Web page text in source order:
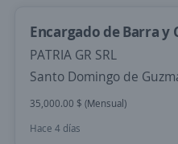
Encargado de Barra y
PATRIA GR SRL
Santo Domingo de
35,000.00 $ (Mensual)
Hace 4 días